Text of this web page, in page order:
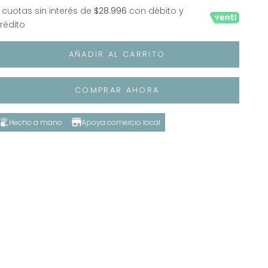
cuotas sin interés de$28.996 con débito y
AÑADIR AL CARRITO
COMPRAR AHORA
Hecho a mano Apoya comercio local